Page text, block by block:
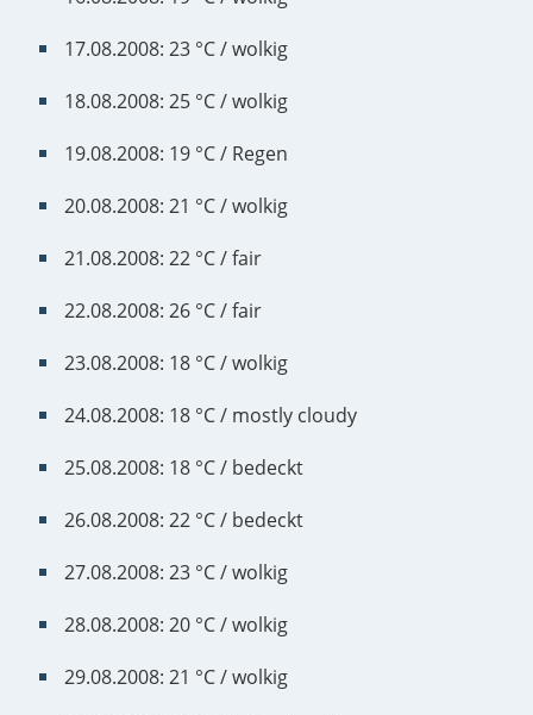
17.08.2008: 23 °C / wolkig
18.08.2008: 25 °C / wolkig
19.08.2008: 19 °C / Regen
20.08.2008: 21 °C / wolkig
21.08.2008: 22 °C / fair
22.08.2008: 26 °C / fair
23.08.2008: 18 °C / wolkig
24.08.2008: 18 °C / mostly cloudy
25.08.2008: 18 °C / bedeckt
26.08.2008: 22 °C / bedeckt
27.08.2008: 23 °C / wolkig
28.08.2008: 20 °C / wolkig
29.08.2008: 21 °C / wolkig